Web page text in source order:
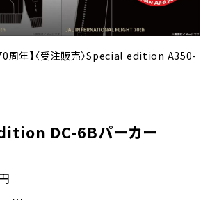
周年】〈受注販売〉Special edition A350-
DC-6Bパーカー